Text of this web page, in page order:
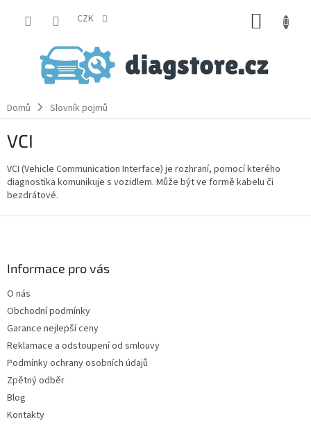
CZK
Domů Slovník pojmů
VCI
VCI (Vehicle Communication Interface) je rozhraní, pomocí kterého
diagnostika komunikuje s vozidlem. Může být ve formě kabelu či
bezdrátové.
Informace pro vás
O nás
Obchodní podmínky
Garance nejlepší ceny
Reklamace a odstoupení od smlouvy
Podmínky ochrany osobních údajů
Zpětný odběr
Blog
Kontakty